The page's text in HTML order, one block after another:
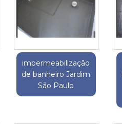
impermeabilização
de banheiro Jardim
São Paulo